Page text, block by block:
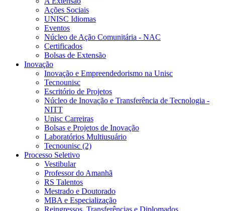
Ações Sociais
UNISC Idiomas
Eventos
Núcleo de Ação Comunitária - NAC
Certificados
Bolsas de Extensão
Inovação
Inovação e Empreendedorismo na Unisc
Tecnounisc
Escritório de Projetos
Núcleo de Inovação e Transferência de Tecnologia -
NITT
Unisc Carreiras
Bolsas e Projetos de Inovação
Laboratórios Multiusuário
Tecnounisc (2)
Processo Seletivo
Vestibular
Professor do Amanhã
RS Talentos
Mestrado e Doutorado
MBA e Especialização